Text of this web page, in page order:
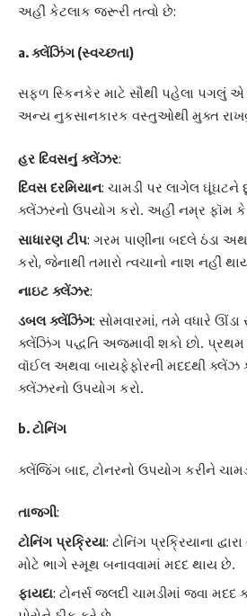
અહીં કેટલાક જરૂરી તત્વો છે:
a. ક્લેંઝિંગ (સ્વચ્છતા)
સફળ સ્કિનકેર માટે સૌથી પહેલા પગલું
અન્ય નુકસાનકારક વસ્તુઓથી મુક્ત
હર દિવસનું ક્લેંઝર:
દિવસ દરમિયાન: ચામડી પર લાગેલ ઘૂંઘટને
ક્લેંઝરનો ઉપયોગ કરો. અહીં નમ્ર ફૉમ
સાધારણ ટીપ: ગરમ પાણીના બદલે ઠંડા
કરો, જેનાથી તમારો ત્વચાનો નાશ નહીં
નાઇટ ક્લેંઝર:
ડબલ ક્લેંઝિંગ: સોમવારમાં, તમે વધારે
ક્લેંઝિંગ પદ્ધતિ અજમાવી શકો છો. પ્રથમ
વૉઈલ અથવા બાયફેફોરની મદદથી ક્લેંઝ
ક્લેંઝરનો ઉપયોગ કરો.
b. ટોનિંગ
ક્લેંજિંગ બાદ, ટોનરનો ઉપયોગ કરીને
તાજગી:
ટોનિંગ પ્રક્રિયા: ટોનિંગ પ્રક્રિયાના
મોટે ભાગે સ્મૂથ બનાવવામાં મદદ થાય છે.
ફાયદા: ટોનર્સ જલદી ચામડીમાં જવા